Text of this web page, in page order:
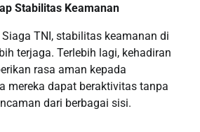
Stabilitas Keamanan
TNI, stabilitas keamanan di
terjaga. Terlebih lagi, kehadiran
rasa aman kepada
mereka dapat beraktivitas tanpa
dari berbagai sisi.